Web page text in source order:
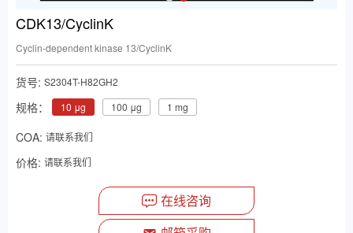
CDK13/CyclinK
Cyclin-dependent kinase 13/CyclinK
货号: S2304T-H82GH2
规格： 10 μg 100 μg 1 mg
COA: 请联系我们
价格: 请联系我们
在线咨询